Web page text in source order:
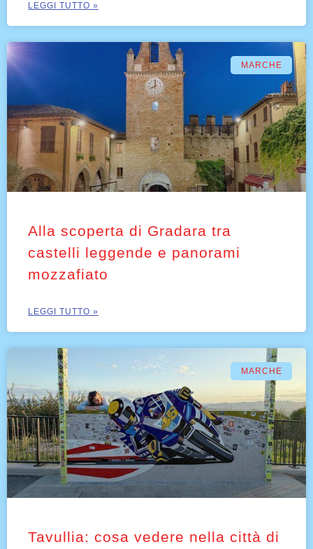
LEGGI TUTTO »
MARCHE
Alla scoperta di Gradara tra
castelli leggende e panorami
mozzafiato
LEGGI TUTTO »
MARCHE
Tavullia: cosa vedere nella città di